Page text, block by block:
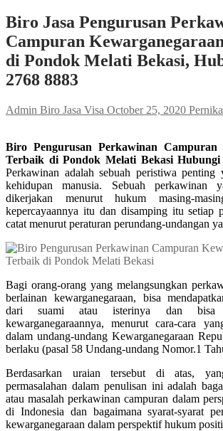
Biro Jasa Pengurusan
Campuran
di Pondok Melati Bekasi,
2768 8883
Admin Biro Jasa Visa October 25, 2020
Biro Pengurusan Perkawinan Campuran
Terbaik di Pondok Melati Bekasi Hubungi
Perkawinan adalah sebuah peristiwa penting
kehidupan manusia. Sebuah perkawinan
dikerjakan menurut hukum masing-
kepercayaannya itu dan disamping itu setiap
catat menurut peraturan perundang-undangan
Bagi orang-orang yang melangsungkan
berlainan kewarganegaraan, bisa
dari suami atau isterinya dan bisa
kewarganegaraannya, menurut cara-cara
dalam undang-undang Kewarganegaraan
berlaku (pasal 58 Undang-undang Nomor.1
Berdasarkan uraian tersebut di atas,
permasalahan dalam penulisan ini adalah
atau masalah perkawinan campuran dalam
di Indonesia dan bagaimana syarat-syarat
kewarganegaraan dalam perspektif hukum